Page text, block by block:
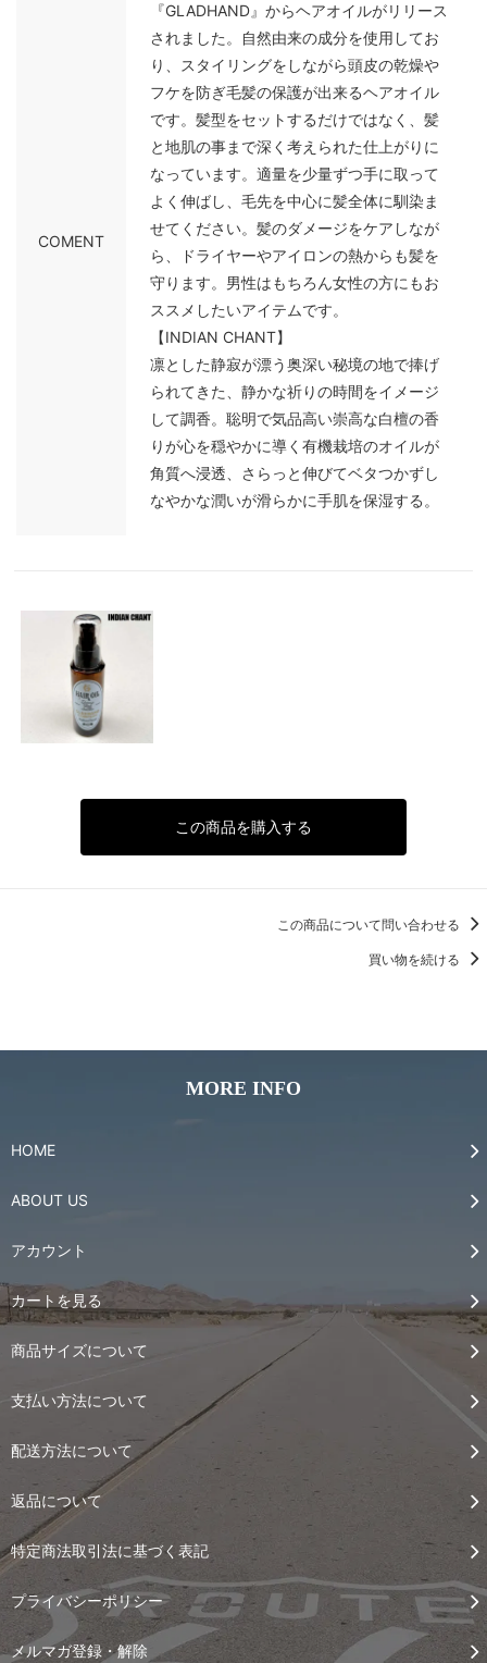
COMENT
『GLADHAND』からヘアオイルがリリース
されました。自然由来の成分を使用してお
り、スタイリングをしながら頭皮の乾燥や
フケを防ぎ毛髪の保護が出来るヘアオイル
です。髪型をセットするだけではなく、髪
と地肌の事まで深く考えられた仕上がりに
なっています。適量を少量ずつ手に取って
よく伸ばし、毛先を中心に髪全体に馴染ま
せてください。髪のダメージをケアしなが
ら、ドライヤーやアイロンの熱からも髪を
守ります。男性はもちろん女性の方にもお
ススメしたいアイテムです。
【INDIAN CHANT】
凛とした静寂が漂う奥深い秘境の地で捧げ
られてきた、静かな祈りの時間をイメージ
して調香。聡明で気品高い崇高な白檀の香
りが心を穏やかに導く有機栽培のオイルが
角質へ浸透、さらっと伸びてベタつかずし
なやかな潤いが滑らかに手肌を保湿する。
この商品を購入する
この商品について問い合わせる
買い物を続ける
MORE INFO
HOME
ABOUT US
アカウント
カートを見る
商品サイズについて
支払い方法について
配送方法について
返品について
特定商法取引法に基づく表記
プライバシーポリシー
メルマガ登録・解除